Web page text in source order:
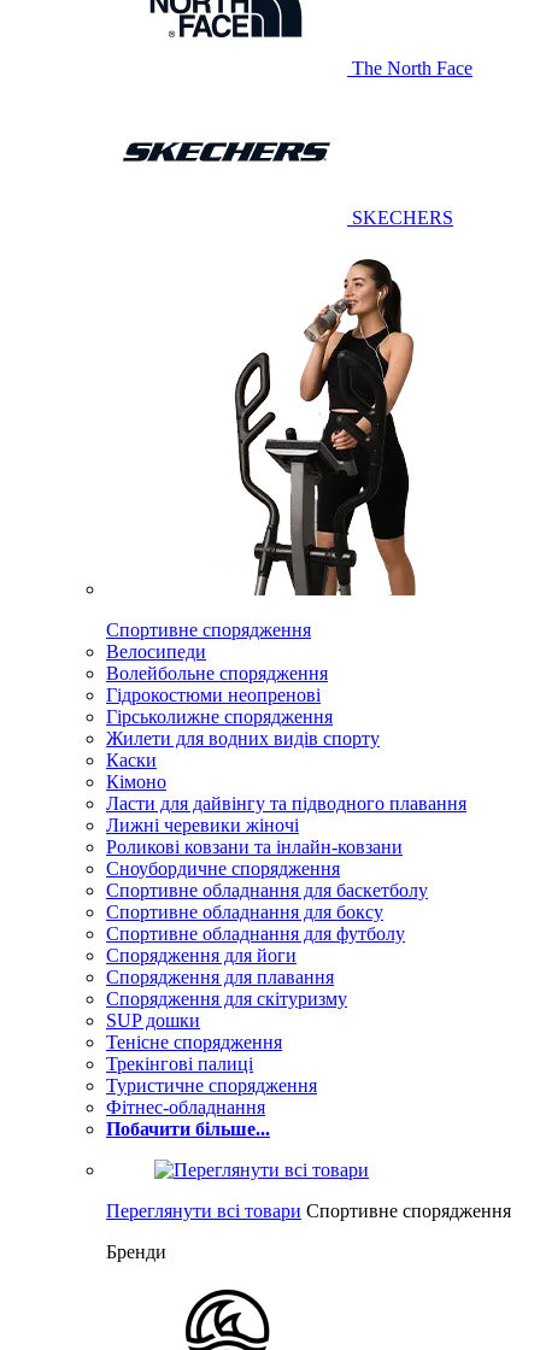
The North Face
SKECHERS
Спортивне спорядження
Велосипеди
Волейбольне спорядження
Гідрокостюми неопренові
Гірськолижне спорядження
Жилети для водних видів спорту
Каски
Кімоно
Ласти для дайвінгу та підводного плавання
Лижні черевики жіночі
Роликові ковзани та інлайн-ковзани
Сноубордичне спорядження
Спортивне обладнання для баскетболу
Спортивне обладнання для боксу
Спортивне обладнання для футболу
Спорядження для йоги
Спорядження для плавання
Спорядження для скітуризму
SUP дошки
Тенісне спорядження
Трекінгові палиці
Туристичне спорядження
Фітнес-обладнання
Побачити більше...
Переглянути всі товари Спортивне спорядження
Бренди